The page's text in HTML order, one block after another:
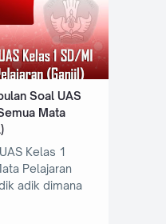
Soal UAS
Mata
Kelas 1
Pelajaran
adik dimana